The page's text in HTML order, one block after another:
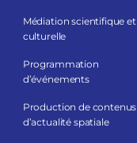
Médiation scientifique et
culturelle
Programmation
d’événements
Production de contenus
d’actualité spatiale